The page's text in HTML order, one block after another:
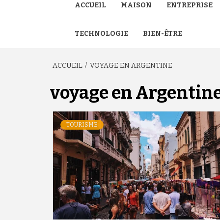
ACCUEIL MAISON ENTREPRISE
TECHNOLOGIE BIEN-ÊTRE
ACCUEIL VOYAGE EN ARGENTINE
voyage en
TOURISME